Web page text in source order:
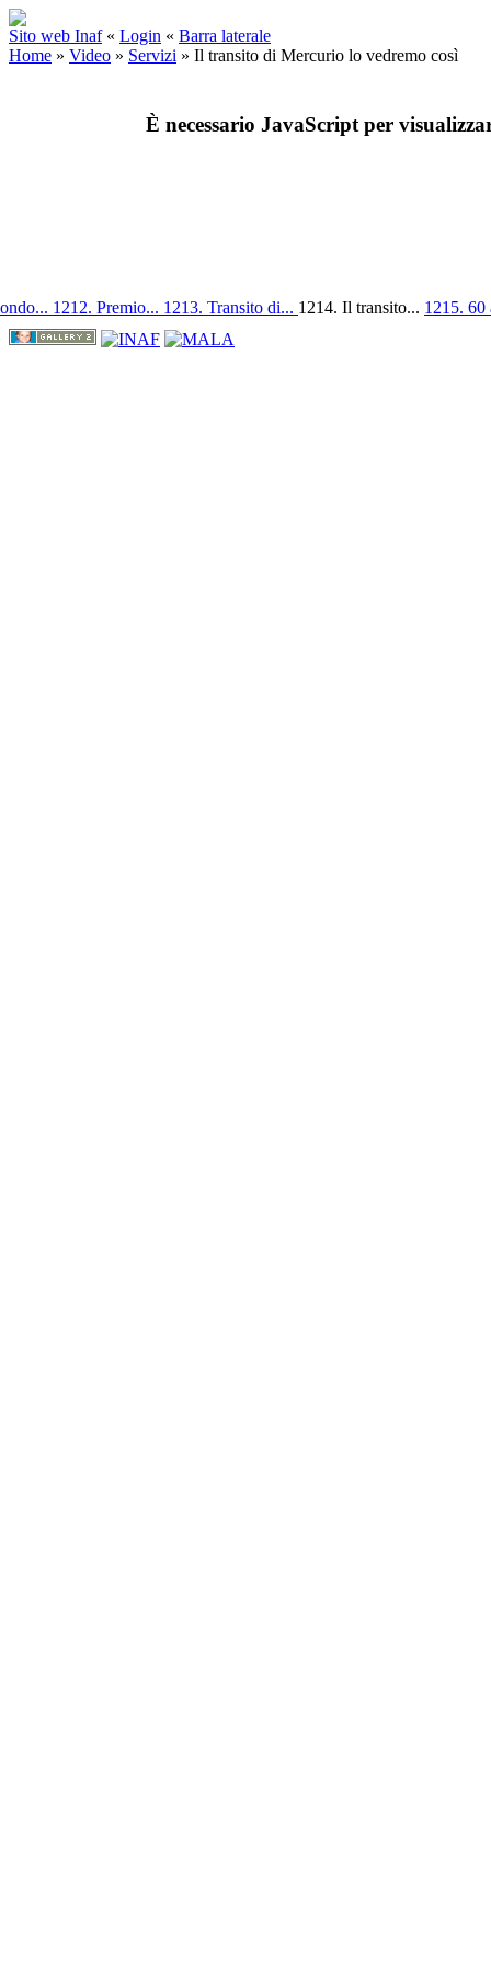
Sito web Inaf « Login « Barra laterale
Home » Video » Servizi » Il transito di Mercurio lo vedremo così
È necessario JavaScript per
1212. Premio... 1213. Transito di... 1214. Il transito... 1215.